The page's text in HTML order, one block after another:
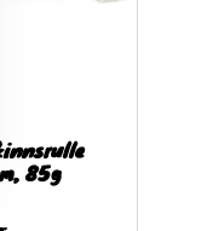
85g